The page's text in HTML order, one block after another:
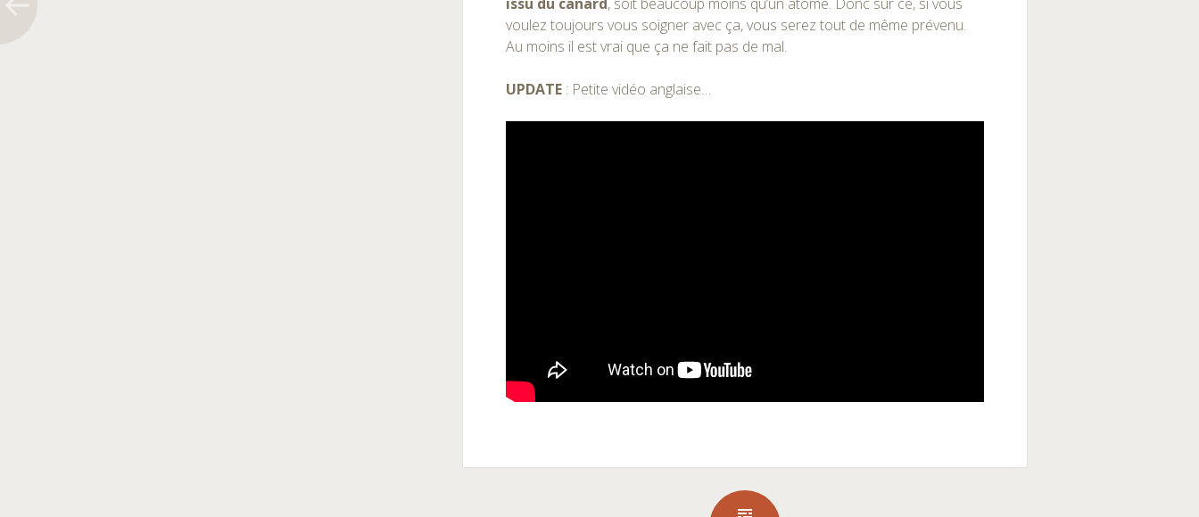
voulez toujours vous soigner avec ça, vous serez tout de même prévenu.
Au moins il est vrai que ça ne fait pas de mal.
UPDATE : Petite vidéo anglaise…